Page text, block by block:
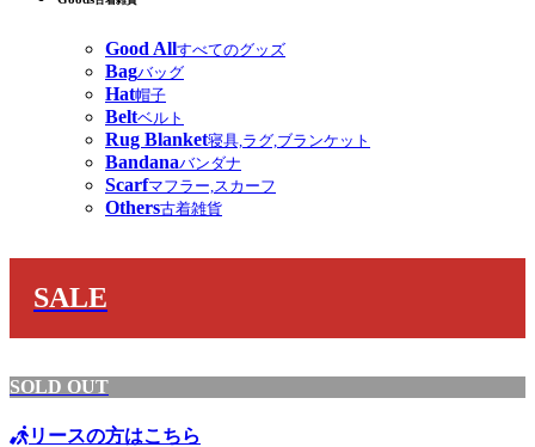
Good Allすべてのグッズ
Bagバッグ
Hat帽子
Beltベルト
Rug Blanket寝具,ラグ,ブランケット
Bandanaバンダナ
Scarfマフラー,スカーフ
Others古着雑貨
SALE
SOLD OUT
リースの方はこちら